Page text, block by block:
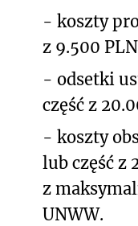
- koszty
z 9.500
- odsetki
część z
- koszty
lub część z
z
UNWW.